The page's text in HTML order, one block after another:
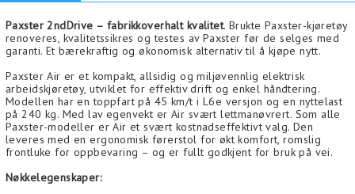
Paxster 2ndDrive – fabrikkoverhalt kvalitet. Brukte Paxster-kjøretøy
renoveres, kvalitetssikres og testes av Paxster før de selges med
garanti. Et bærekraftig og økonomisk alternativ til å kjøpe nytt.
Paxster Air er et kompakt, allsidig og miljøvennlig elektrisk
arbeidskjøretøy, utviklet for effektiv drift og enkel håndtering.
Modellen har en toppfart på 45 km/t i L6e versjon og en nyttelast
på 240 kg. Med lav egenvekt er Air svært lettmanøvrert. Som alle
Paxster-modeller er Air et svært kostnadseffektivt valg. Den
leveres med en ergonomisk førerstol for økt komfort, romslig
frontluke for oppbevaring – og er fullt godkjent for bruk på vei.
Nøkkelegenskaper: